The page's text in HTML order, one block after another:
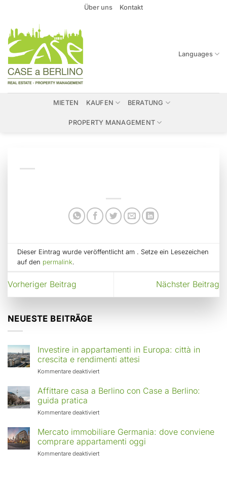
springen
Über uns Kontakt
Languages
MIETEN KAUFEN BERATUNG
PROPERTY MANAGEMENT
Dieser Eintrag wurde veröffentlicht am . Setze ein Lesezeichen
auf den permalink.
Vorheriger Beitrag Nächster Beitrag
NEUESTE BEITRÄGE
Investire in appartamenti in Europa: città in
crescita e rendimenti attesi
Kommentare deaktiviertfür
in
Europa:
in
crescita
rendimenti
Affittare casa a Berlino con Case a Berlino:
guida pratica
Kommentare deaktiviertfür
casa
a
Berlino
con
Mercato immobiliare Germania: dove conviene
comprare appartamenti oggi
Kommentare deaktiviertfür